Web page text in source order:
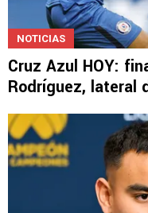
Cruz Azul HOY:
Rodríguez, lateral